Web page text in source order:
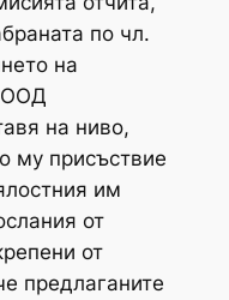
по чл.
на
ООД
на ниво,
му присъствие
им
от
от
предлаганите